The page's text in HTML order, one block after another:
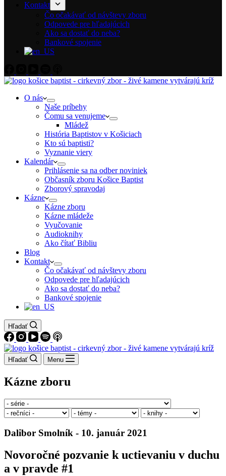
Kontakt
Čo očakávať od návštevy zboru
Odpovede pre hľadajúcich
Ako sa dostať do neba?
Bankové spojenie
O nás
Naše príbehy
Čomu sa venujeme
Mládež
História Baptistov v Košiciach
Kto sú baptisti?
Vyznanie viery
Kalendár
Prihlásenie sa na odber noviniek
Občasník zboru Košice Baptist
Zborový spravodaj
Kázne
Kázne zboru
Kázne mládeže
Vyučovanie
Audioknihy
Ako čítať Bibliu
Blog
Kontakt
Čo očakávať od návštevy zboru
Odpovede pre hľadajúcich
Ako sa dostať do neba?
Bankové spojenie
Hľadať
Hľadať Menu
Kázne zboru
Dalibor Smolník - 10. január 2021
Novoročné pozvanie k uctievaniu v duchu
a v pravde #1